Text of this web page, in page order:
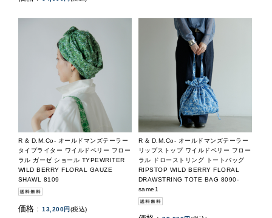
R & D.M.Co- オールドマンズテーラー
タイプライター ワイルドベリー フロー
ラル ガーゼ ショール TYPEWRITER
WILD BERRY FLORAL GAUZE
SHAWL 8109
価格 : 13,200円(税込)
R & D.M.Co- オールドマンズテーラー
リップストップ ワイルドベリー フロー
ラル ドローストリング トートバッグ
RIPSTOP WILD BERRY FLORAL
DRAWSTRING TOTE BAG 8090-
same1